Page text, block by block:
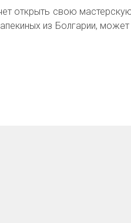
открыть свою
из Болгарии,